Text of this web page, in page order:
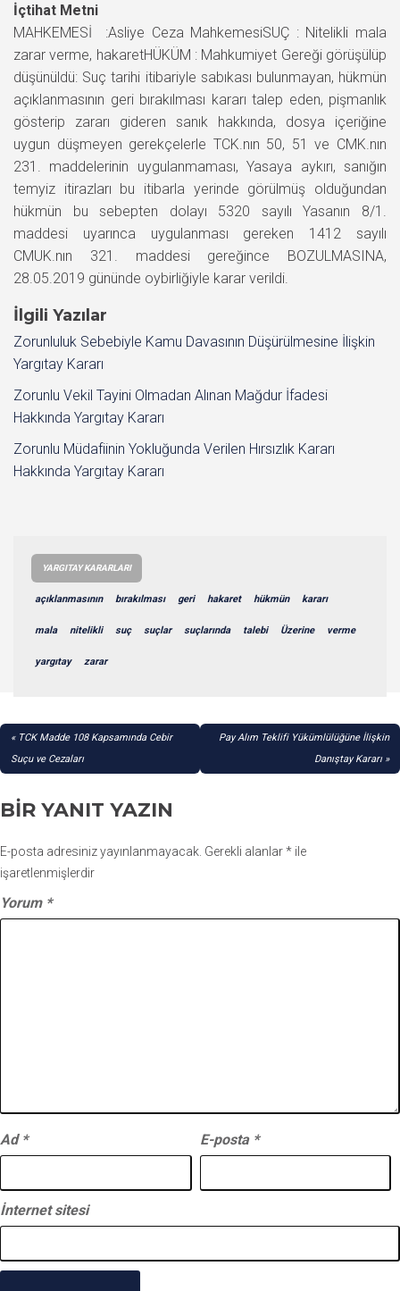
İçtihat Metni
MAHKEMESİ :Asliye Ceza MahkemesiSUÇ : Nitelikli mala
zarar verme, hakaretHÜKÜM : Mahkumiyet Gereği görüşülüp
düşünüldü: Suç tarihi itibariyle sabıkası bulunmayan, hükmün
açıklanmasının geri bırakılması kararı talep eden, pişmanlık
gösterip zararı gideren sanık hakkında, dosya içeriğine
uygun düşmeyen gerekçelerle TCK.nın 50, 51 ve CMK.nın
231. maddelerinin uygulanmaması, Yasaya aykırı, sanığın
temyiz itirazları bu itibarla yerinde görülmüş olduğundan
hükmün bu sebepten dolayı 5320 sayılı Yasanın 8/1.
maddesi uyarınca uygulanması gereken 1412 sayılı
CMUK.nın 321. maddesi gereğince BOZULMASINA,
28.05.2019 gününde oybirliğiyle karar verildi.
İlgili Yazılar
Zorunluluk Sebebiyle Kamu Davasının Düşürülmesine İlişkin
Yargıtay Kararı
Zorunlu Vekil Tayini Olmadan Alınan Mağdur İfadesi
Hakkında Yargıtay Kararı
Zorunlu Müdafiinin Yokluğunda Verilen Hırsızlık Kararı
Hakkında Yargıtay Kararı
YARGITAY KARARLARI
açıklanmasının bırakılması geri hakaret hükmün kararı
mala nitelikli suç suçlar suçlarında talebi Üzerine verme
yargıtay zarar
YAZI
GEZINMESI
TCK Madde 108 Kapsamında Cebir
Suçu ve Cezaları
Pay Alım Teklifi Yükümlülüğüne İlişkin
Danıştay Kararı
BIR YANIT YAZIN
E-posta adresiniz yayınlanmayacak. Gerekli alanlar* ile
işaretlenmişlerdir
Yorum *
Ad * E-posta *
İnternet sitesi